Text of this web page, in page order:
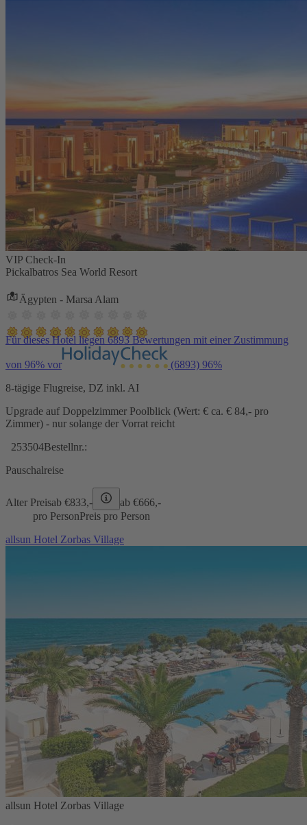
VIP Check-In
Pickalbatros Sea World Resort
Ägypten - Marsa Alam
Für dieses Hotel liegen 6893 Bewertungen mit einer Zustimmung
von 96% vor (6893) 96%
8-tägige Flugreise, DZ inkl. AI
Upgrade auf Doppelzimmer Poolblick (Wert: € ca. € 84,- pro
Zimmer) - nur solange der Vorrat reicht
253504Bestellnr.:
Pauschalreise
Alter Preisab €833,- ab €666,-
pro PersonPreis pro Person
allsun Hotel Zorbas Village
allsun Hotel Zorbas Village